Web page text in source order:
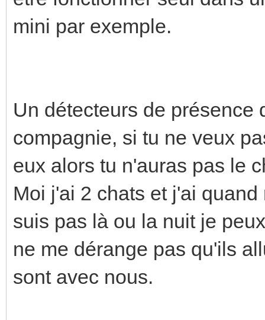
mini par exemple.
Un détecteurs de présence
compagnie, si tu ne veux
eux alors tu n'auras pas le
Moi j'ai 2 chats et j'ai
suis pas là ou la nuit je
ne me dérange pas qu'ils
sont avec nous.